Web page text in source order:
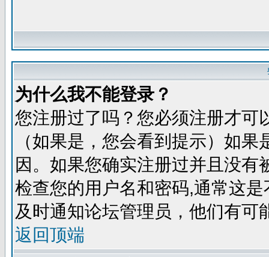
为什么我不能登录？
您注册过了吗？您必须注册才可
（如果是，您会看到提示）如
因。如果您确实注册过并且没
检查您的用户名和密码,通常这
及时通知论坛管理员，他们有可
返回顶端